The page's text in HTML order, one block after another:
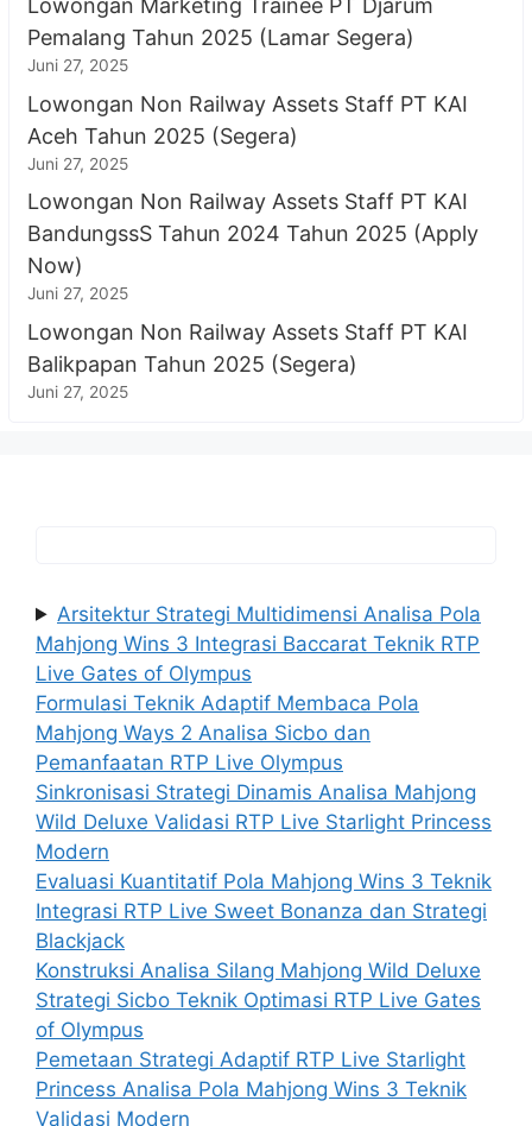
Lowongan Marketing Trainee PT Djarum
Pemalang Tahun 2025 (Lamar Segera)
Juni 27, 2025
Lowongan Non Railway Assets Staff PT KAI
Aceh Tahun 2025 (Segera)
Juni 27, 2025
Lowongan Non Railway Assets Staff PT KAI
BandungssS Tahun 2024 Tahun 2025 (Apply
Now)
Juni 27, 2025
Lowongan Non Railway Assets Staff PT KAI
Balikpapan Tahun 2025 (Segera)
Juni 27, 2025
Arsitektur Strategi Multidimensi Analisa Pola
Mahjong Wins 3 Integrasi Baccarat Teknik RTP
Live Gates of Olympus
Formulasi Teknik Adaptif Membaca Pola
Mahjong Ways 2 Analisa Sicbo dan
Pemanfaatan RTP Live Olympus
Sinkronisasi Strategi Dinamis Analisa Mahjong
Wild Deluxe Validasi RTP Live Starlight Princess
Modern
Evaluasi Kuantitatif Pola Mahjong Wins 3 Teknik
Integrasi RTP Live Sweet Bonanza dan Strategi
Blackjack
Konstruksi Analisa Silang Mahjong Wild Deluxe
Strategi Sicbo Teknik Optimasi RTP Live Gates
of Olympus
Pemetaan Strategi Adaptif RTP Live Starlight
Princess Analisa Pola Mahjong Wins 3 Teknik
Validasi Modern